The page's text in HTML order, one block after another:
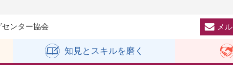
ンター協会 メ
知見と スキルを磨く